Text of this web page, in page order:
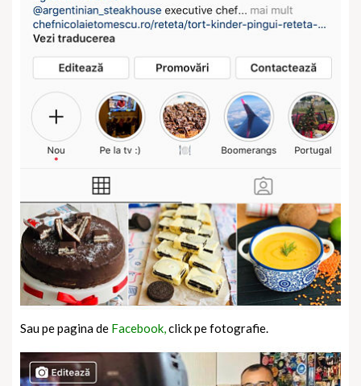
Sau pe pagina de Facebook,click pe fotografie.